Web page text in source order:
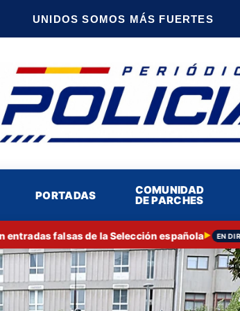
UNIDOS SOMOS MÁS FUERTES
PORTADAS COMUNIDAD
DE PARCHES
falsas de la Selección española▶ EN DIRECTO